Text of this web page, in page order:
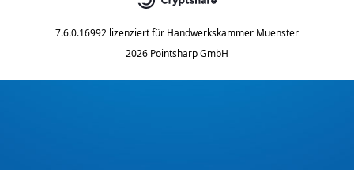
7.6.0.16992 lizenziert für Handwerkskammer Muenster
2026 Pointsharp GmbH